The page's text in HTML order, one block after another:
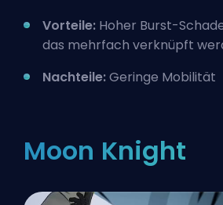
Vorteile: Hoher Burst-
das mehrfach verknüpft
Nachteile:Geringe Mobilität
Moon Knight